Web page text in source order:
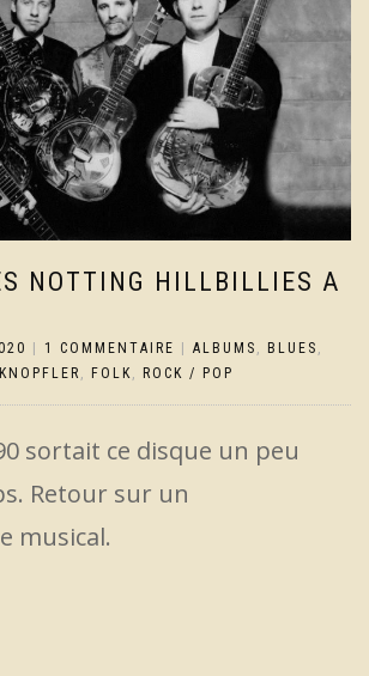
NOTTING HILLBILLIES A
1 COMMENTAIRE ALBUMS , BLUES ,
, FOLK, ROCK / POP
sortait ce disque un peu
Retour sur un
musical.